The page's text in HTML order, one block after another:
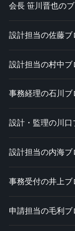
会長 笹川晋也の
設計担当の佐藤ブ
設計担当の村中ブ
事務経理の石川ブ
設計・監理の川口
設計担当の内海ブ
事務受付の井上ブ
申請担当の毛利ブ